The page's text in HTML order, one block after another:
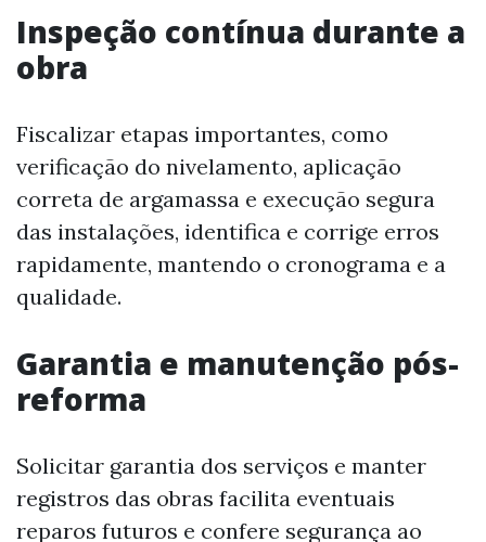
Inspeção contínua durante a
obra
Fiscalizar etapas importantes, como
verificação do nivelamento, aplicação
correta de argamassa e execução segura
das instalações, identifica e corrige erros
rapidamente, mantendo o cronograma e a
qualidade.
Garantia e manutenção pós-
reforma
Solicitar garantia dos serviços e manter
registros das obras facilita eventuais
reparos futuros e confere segurança ao